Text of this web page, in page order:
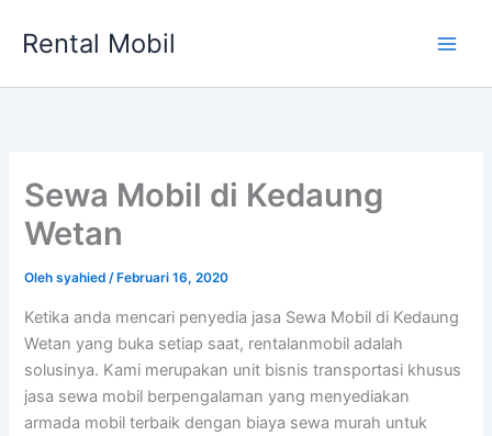
Rental Mobil
Sewa Mobil di Kedaung
Wetan
Olehsyahied/ Februari 16, 2020
Ketika anda mencari penyedia jasa Sewa Mobil di Kedaung
Wetan yang buka setiap saat, rentalanmobil adalah
solusinya. Kami merupakan unit bisnis transportasi khusus
jasa sewa mobil berpengalaman yang menyediakan
armada mobil terbaik dengan biaya sewa murah untuk